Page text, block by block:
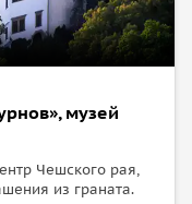
музей
Чешского рая,
из граната.